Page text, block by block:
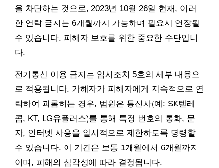
을 차단하는 것으로, 2023년 10월 26일 현재, 이러
한 연락 금지는 6개월까지 가능하며 필요시 연장될
수 있습니다. 피해자 보호를 위한 중요한 수단입니
다.
전기통신 이용 금지는 임시조치 5호의 세부 내용으
로 적용됩니다. 가해자가 피해자에게 지속적으로 연
락하여 괴롭히는 경우, 법원은 통신사(예: SK텔레
콤, KT, LG유플러스)를 통해 특정 번호의 통화, 문
자, 인터넷 사용을 일시적으로 제한하도록 명령할
수 있습니다. 이 기간은 보통 1개월에서 6개월까지
이며, 피해의 심각성에 따라 결정됩니다.